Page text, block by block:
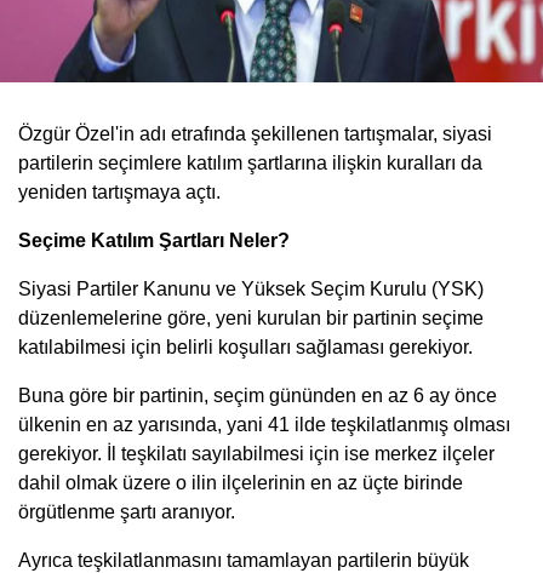
Özgür Özel'in adı etrafında şekillenen tartışmalar, siyasi
partilerin seçimlere katılım şartlarına ilişkin kuralları da
yeniden tartışmaya açtı.
Seçime Katılım Şartları Neler?
Siyasi Partiler Kanunu ve Yüksek Seçim Kurulu (YSK)
düzenlemelerine göre, yeni kurulan bir partinin seçime
katılabilmesi için belirli koşulları sağlaması gerekiyor.
Buna göre bir partinin, seçim gününden en az 6 ay önce
ülkenin en az yarısında, yani 41 ilde teşkilatlanmış olması
gerekiyor. İl teşkilatı sayılabilmesi için ise merkez ilçeler
dahil olmak üzere o ilin ilçelerinin en az üçte birinde
örgütlenme şartı aranıyor.
Ayrıca teşkilatlanmasını tamamlayan partilerin büyük